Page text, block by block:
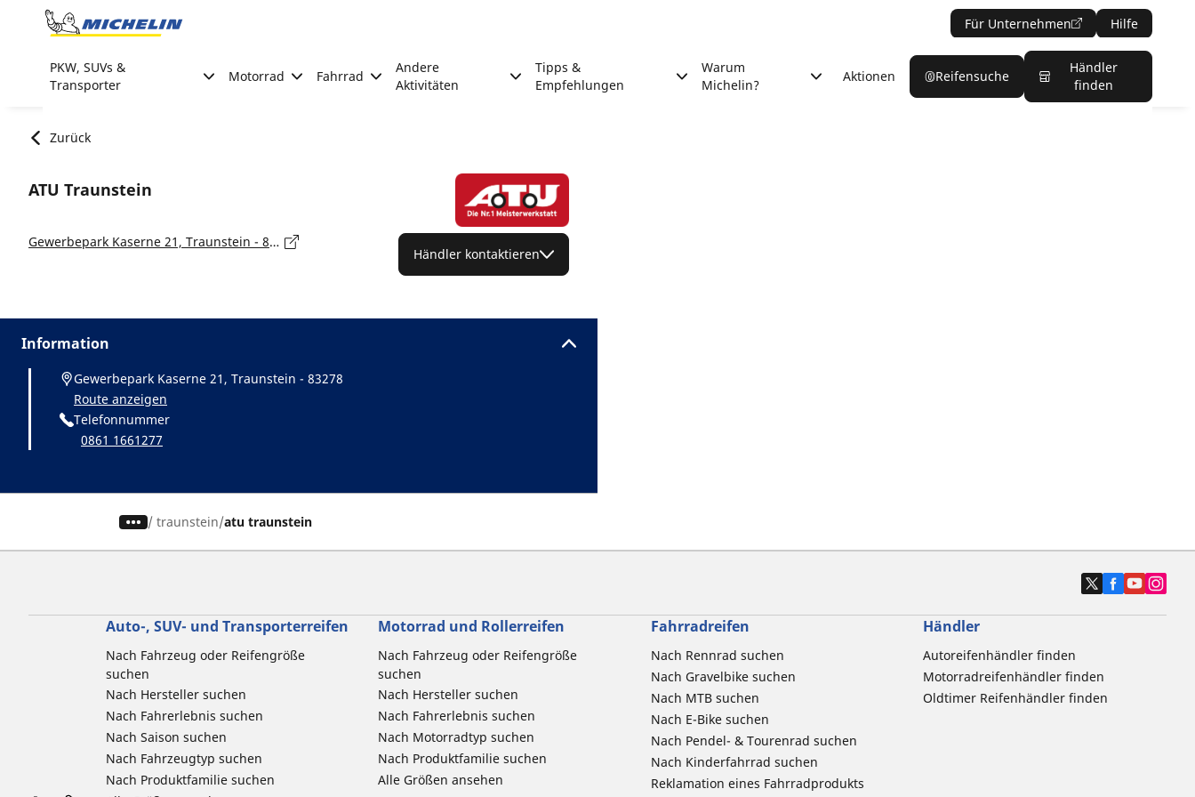
Go to page content
Für Unternehmen Hilfe
PKW, SUVs &
Transporter
Motorrad Fahrrad
Andere
Aktivitäten
Tipps &
Empfehlungen
Warum
Michelin?
Aktionen Reifensuche
Händler
finden
Zurück
ATU Traunstein
Gewerbepark Kaserne 21, Traunstein - 83278
Händler kontaktieren
Information
Gewerbepark Kaserne 21, Traunstein - 83278
Route anzeigen
Telefonnummer
0861 1661277
/ traunstein atu traunstein
Auto-, SUV- und Transporterreifen
Nach Fahrzeug oder Reifengröße
suchen
Nach Hersteller suchen
Nach Fahrerlebnis suchen
Nach Saison suchen
Nach Fahrzeugtyp suchen
Nach Produktfamilie suchen
Motorrad und Rollerreifen
Nach Fahrzeug oder Reifengröße
suchen
Nach Hersteller suchen
Nach Fahrerlebnis suchen
Nach Motorradtyp suchen
Nach Produktfamilie suchen
Alle Größen ansehen
Fahrradreifen
Nach Rennrad suchen
Nach Gravelbike suchen
Nach MTB suchen
Nach E-Bike suchen
Nach Pendel- & Tourenrad suchen
Nach Kinderfahrrad suchen
Reklamation eines Fahrradprodukts
Händler
Autoreifenhändler finden
Motorradreifenhändler finden
Oldtimer Reifenhändler finden